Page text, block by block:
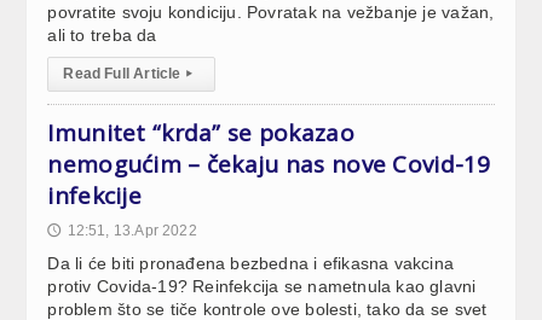
povratite svoju kondiciju. Povratak na vežbanje je važan,
ali to treba da
Read Full Article ▸
Imunitet “krda” se pokazao
nemogućim – čekaju nas nove Covid-19
infekcije
🕔 12:51, 13.Apr 2022
Da li će biti pronađena bezbedna i efikasna vakcina
protiv Covida-19? Reinfekcija se nametnula kao glavni
problem što se tiče kontrole ove bolesti, tako da se svet